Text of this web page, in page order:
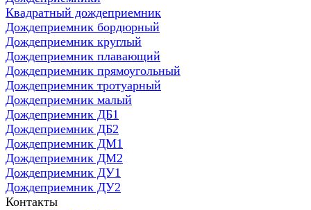
Квадратный дождеприемник
Дождеприемник бордюрный
Дождеприемник круглый
Дождеприемник плавающий
Дождеприемник прямоугольный
Дождеприемник тротуарный
Дождеприемник малый
Дождеприемник ДБ1
Дождеприемник ДБ2
Дождеприемник ДМ1
Дождеприемник ДМ2
Дождеприемник ДУ1
Дождеприемник ДУ2
Контакты